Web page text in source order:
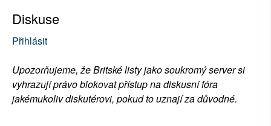
Diskuse
Přihlásit
Upozorňujeme, že Britské listy jako soukromý server si
vyhrazují právo blokovat přístup na diskusní fóra
jakémukoliv diskutérovi, pokud to uznají za důvodné.